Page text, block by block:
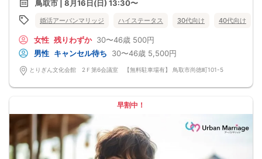
鳥取市 | 8月16日(日) 13:30〜
婚活アーバンマリッジ ハイステータス 30代向け 40代向け
女性 残りわずか 30〜46歳 500円
男性 キャンセル待ち 30〜46歳 5,500円
とりぎん文化会館 2Ｆ第6会議室 【無料駐車場有】 鳥取市尚徳町101-5
早割中！